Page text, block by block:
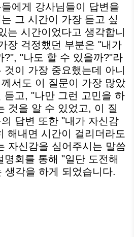
에게 강사님들이 답변을
그 시간이 가장 듣고 싶
는 시간이었다고 생각합니
장 걱정했던 부분은 "내가
?", "나도 할 수 있을까?"라
이 가장 중요했는데 아니
서도 이 질문이 가장 많았
듣고, "나만 그런 고민을 하
것을 알 수 있었고, 이 질
답변 또한 "내가 자신감
해내면 시간이 걸리더라도
자신감을 심어주시는 말씀
회를 통해 "일단 도전해
생각을 하게 되었습니다.